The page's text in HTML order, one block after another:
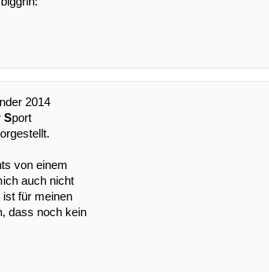
2014
Sport
von einem
auch nicht
für meinen
dass noch kein